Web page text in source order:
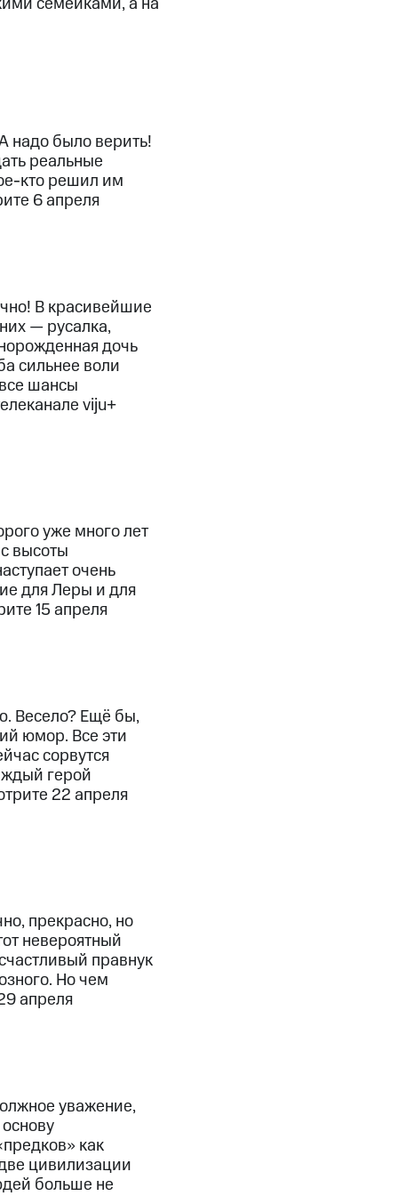
надо было верить!
реальные
кторешил им
6 апреля
В красивейшие
— русалка,
дочь
сильнее воли
шансы
viju+
уже много лет
высоты
очень
для Леры и для
15 апреля
Весело? Ещё бы,
юмор. Все эти
сорвутся
герой
22 апреля
прекрасно, но
невероятный
правнук
Но чем
апреля
уважение,
как
цивилизации
больше не